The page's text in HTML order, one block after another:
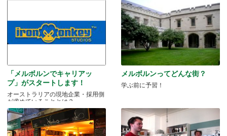
「メルボルンでキャリアッ
プ」がスタートします！
オーストラリアの現地企業・採用側
が求めていることとは？
メルボルンってどんな街？
学ぶ前に予習！